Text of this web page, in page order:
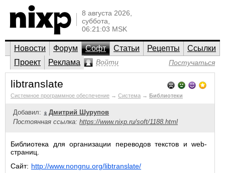
8 августа 2026,
суббота,
06:21:03 MSK
Новости Форум Софт Статьи Рецепты
Ссылки
Проект
Реклама Войти Постучаться
libtranslate
Системное программное обеспечение → Система → Библиотеки
Добавил:
Дмитрий Шурупов
Постоянная ссылка: https://www.nixp.ru/soft/1188.html
Библиотека для организации переводов текстов и web-
страниц.
Сайт: http://www.nongnu.org/libtranslate/